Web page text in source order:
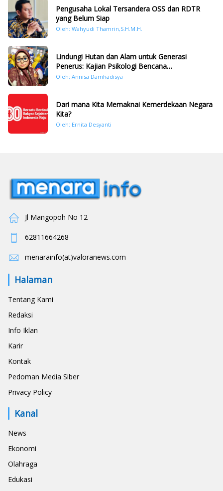
Pengusaha Lokal Tersandera OSS dan RDTR
yang Belum Siap
Oleh: Wahyudi Thamrin,S.H.M.H.
Lindungi Hutan dan Alam untuk Generasi
Penerus: Kajian Psikologi Bencana
Hidrometeorologi di Sumatera Pasca Tragedi
Oleh: Annisa Damhadisya
Dari mana Kita Memaknai Kemerdekaan Negara
Kita?
Oleh: Ernita Desyanti
Jl Mangopoh No 12
62811664268
menarainfo(at)valoranews.com
Halaman
Tentang Kami
Redaksi
Info Iklan
Karir
Kontak
Pedoman Media Siber
Privacy Policy
Kanal
News
Ekonomi
Olahraga
Edukasi